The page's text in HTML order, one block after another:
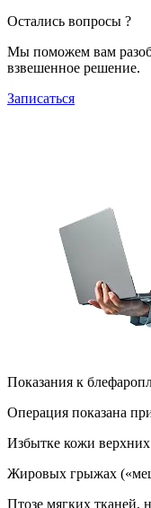
Остались вопросы ?
Мы поможем вам
взвешенное решение.
Записаться
Показания к
Операция показана
Избытке кожи
Жировых грыжах
Птозе мягких тканей,